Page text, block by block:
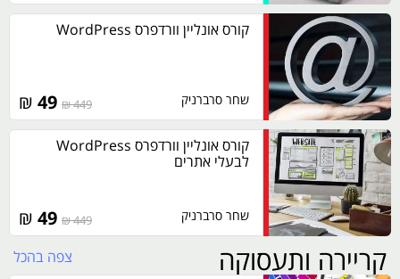
קורס אונליין וורדפרס WordPress
שחר סרברניק 449 ₪
₪
קורס אונליין וורדפרס WordPress
לבעלי אתרים
שחר סרברניק 449 ₪
₪
קריירה ותעסוקה
צפה בהכל